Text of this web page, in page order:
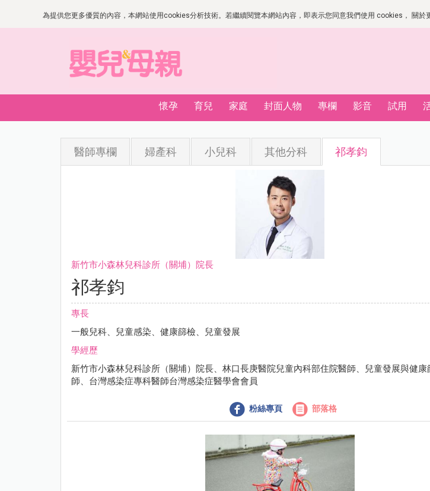
為提供您更多優質的內容，本網站使用cookies分析技術。若繼續閱覽本網站內容，即表示您同意我們使用 cookies， 關於
懷孕 育兒 家庭 封面人物 專欄 影音 試用
醫師專欄 婦產科 小兒科 其他分科 祁孝鈞
新竹市小森林兒科診所（關埔）院長
祁孝鈞
專長
一般兒科、兒童感染、健康篩檢、兒童發展
學經歷
新竹市小森林兒科診所（關埔）院長、林口長庚醫院兒童內科部住院醫師、兒童發展與健康
師、台灣感染症專科醫師台灣感染症醫學會會員
粉絲專頁 部落格